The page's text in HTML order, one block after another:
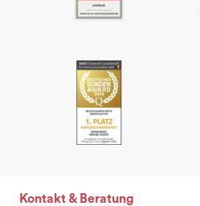
Kontakt & Beratung